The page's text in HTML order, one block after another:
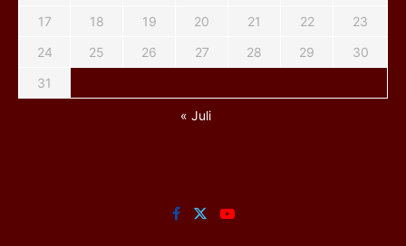
17
18 19 20 21 22
23
24
25 26 27 28 29
30
31
« Juli